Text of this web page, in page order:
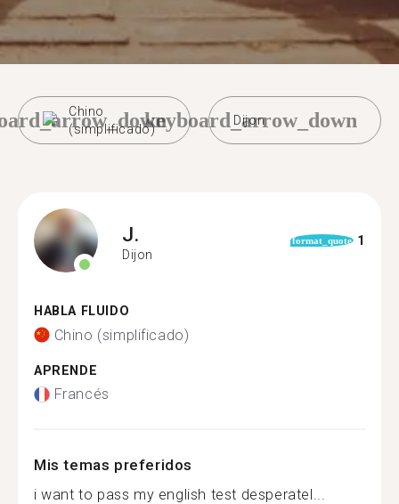
Chino
(simplificado)
Dijon
keyboard_arrow_down
J.
Dijon
format_quote 1
HABLA FLUIDO
Chino (simplificado)
APRENDE
Francés
Mis temas preferidos
i want to pass my english test desperatel...